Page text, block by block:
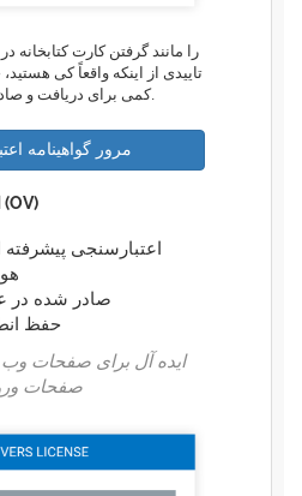
تاییدی از اینکه واقعاً کی
کمی برای دریافت و صادر کردن سریع.
مرور گواهینامه
اعتبارسنجی سازمان (OV)
اعتبارسنجی پیشرفته
صادر شده در
حفظ
ایده آل برای صفحات
صفحات